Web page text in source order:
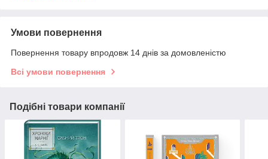
Умови повернення
Повернення товару впродовж 14 днів за домовленістю
Всі умови повернення
Подібні товари компанії